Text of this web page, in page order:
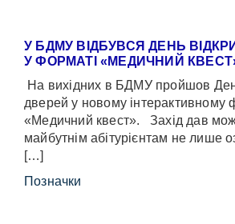
У БДМУ ВІДБУВСЯ ДЕНЬ
У ФОРМАТІ «МЕДИЧНИЙ
На вихідних в БДМУ пройшов
дверей у новому інтерактивному
«Медичний квест». Захід дав
майбутнім абітурієнтам не лише
[…]
Позначки